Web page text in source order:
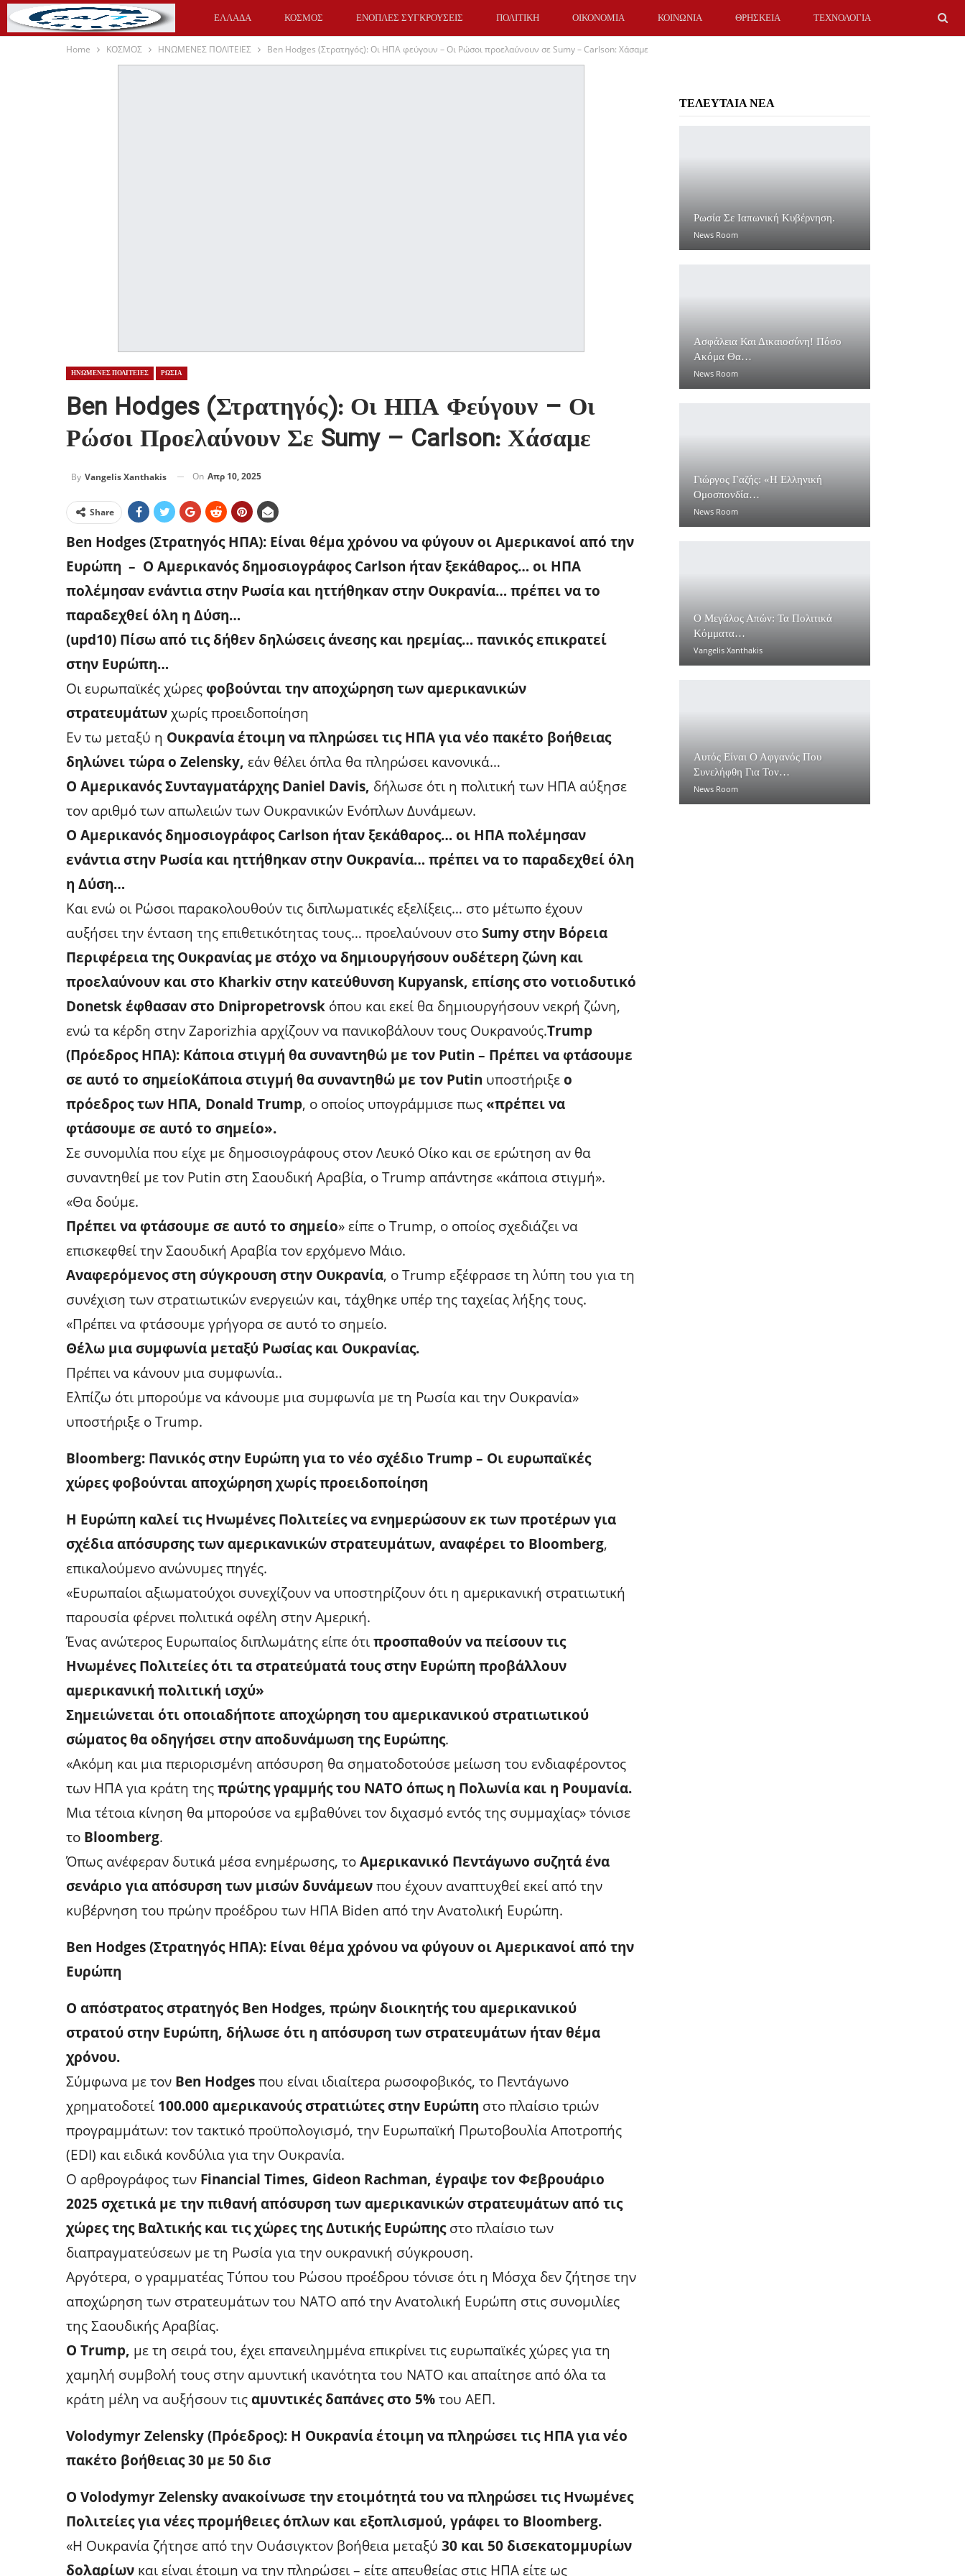
ΕΛΛΑΔΑ ΚΟΣΜΟΣ ΕΝΟΠΛΕΣ ΣΥΓΚΡΟΥΣΕΙΣ ΠΟΛΙΤΙΚΗ ΟΙΚΟΝΟΜΙΑ ΚΟΙΝΩΝΙΑ ΘΡΗΣΚΕΙΑ ΤΕΧΝΟΛΟΓΙΑ
ΥΓΕΙΑ ΑΘΛΗΤΙΚΑ
Home ΚΟΣΜΟΣ ΗΝΩΜΕΝΕΣ ΠΟΛΙΤΕΙΕΣ Ben Hodges (Στρατηγός): Οι ΗΠΑ φεύγουν – Οι Ρώσοι προελαύνουν σε Sumy – Carlson: Χάσαμε
ΗΝΩΜΕΝΕΣ ΠΟΛΙΤΕΙΕΣ ΡΩΣΙΑ
Ben Hodges (Στρατηγός): Οι ΗΠΑ Φεύγουν – Οι
Ρώσοι Προελαύνουν Σε Sumy – Carlson: Χάσαμε
By Vangelis Xanthakis On Απρ 10, 2025
Share
Ben Hodges (Στρατηγός ΗΠΑ): Είναι θέμα χρόνου να φύγουν οι Αμερικανοί από την
Ευρώπη – Ο Αμερικανός δημοσιογράφος Carlson ήταν ξεκάθαρος… οι ΗΠΑ
πολέμησαν ενάντια στην Ρωσία και ηττήθηκαν στην Ουκρανία… πρέπει να το
παραδεχθεί όλη η Δύση…
(upd10) Πίσω από τις δήθεν δηλώσεις άνεσης και ηρεμίας… πανικός επικρατεί
στην Ευρώπη…
Οι ευρωπαϊκές χώρεςφοβούνται την αποχώρηση των αμερικανικών
στρατευμάτωνχωρίς προειδοποίηση
Εν τω μεταξύ η Ουκρανία έτοιμη να πληρώσει τις ΗΠΑ για νέο πακέτο βοήθειας
δηλώνει τώρα ο Zelensky, εάν θέλει όπλα θα πληρώσει κανονικά…
Ο Αμερικανός Συνταγματάρχης Daniel Davis, δήλωσε ότι η πολιτική των ΗΠΑ αύξησε
τον αριθμό των απωλειών των Ουκρανικών Ενόπλων Δυνάμεων.
Ο Αμερικανός δημοσιογράφος Carlson ήταν ξεκάθαρος… οι ΗΠΑ πολέμησαν
ενάντια στην Ρωσία και ηττήθηκαν στην Ουκρανία… πρέπει να το παραδεχθεί όλη
η Δύση…
Και ενώ οι Ρώσοι παρακολουθούν τις διπλωματικές εξελίξεις… στο μέτωπο έχουν
αυξήσει την ένταση της επιθετικότητας τους… προελαύνουν στοSumy στην Βόρεια
Περιφέρεια της Ουκρανίας με στόχο να δημιουργήσουν ουδέτερη ζώνη και
προελαύνουν και στο Kharkiv στην κατεύθυνση Kupyansk, επίσης στο νοτιοδυτικό
Donetsk έφθασαν στο Dnipropetrovsk όπου και εκεί θα δημιουργήσουν νεκρή ζώνη,
ενώ τα κέρδη στην Zaporizhia αρχίζουν να πανικοβάλουν τους Ουκρανούς.Trump
(Πρόεδρος ΗΠΑ): Κάποια στιγμή θα συναντηθώ με τον Putin – Πρέπει να φτάσουμε
σε αυτό το σημείοΚάποια στιγμή θα συναντηθώ με τον Putin υποστήριξεο
πρόεδρος των ΗΠΑ, Donald Trump, ο οποίος υπογράμμισε πως«πρέπει να
φτάσουμε σε αυτό το σημείο».
Σε συνομιλία που είχε με δημοσιογράφους στον Λευκό Οίκο και σε ερώτηση αν θα
συναντηθεί με τον Putin στη Σαουδική Αραβία, ο Trump απάντησε «κάποια στιγμή».
«Θα δούμε.
Πρέπει να φτάσουμε σε αυτό το σημείο» είπε ο Trump, ο οποίος σχεδιάζει να
επισκεφθεί την Σαουδική Αραβία τον ερχόμενο Μάιο.
Αναφερόμενος στη σύγκρουση στην Ουκρανία, ο Trump εξέφρασε τη λύπη του για τη
συνέχιση των στρατιωτικών ενεργειών και, τάχθηκε υπέρ της ταχείας λήξης τους.
«Πρέπει να φτάσουμε γρήγορα σε αυτό το σημείο.
Θέλω μια συμφωνία μεταξύ Ρωσίας και Ουκρανίας.
Πρέπει να κάνουν μια συμφωνία..
Ελπίζω ότι μπορούμε να κάνουμε μια συμφωνία με τη Ρωσία και την Ουκρανία»
υποστήριξε ο Trump.
Bloomberg: Πανικός στην Ευρώπη για το νέο σχέδιο Trump – Οι ευρωπαϊκές
χώρες φοβούνται αποχώρηση χωρίς προειδοποίηση
Η Ευρώπη καλεί τις Ηνωμένες Πολιτείες να ενημερώσουν εκ των προτέρων για
σχέδια απόσυρσης των αμερικανικών στρατευμάτων, αναφέρει το Bloomberg,
επικαλούμενο ανώνυμες πηγές.
«Ευρωπαίοι αξιωματούχοι συνεχίζουν να υποστηρίζουν ότι η αμερικανική στρατιωτική
παρουσία φέρνει πολιτικά οφέλη στην Αμερική.
Ένας ανώτερος Ευρωπαίος διπλωμάτης είπε ότιπροσπαθούν να πείσουν τις
Ηνωμένες Πολιτείες ότι τα στρατεύματά τους στην Ευρώπη προβάλλουν
αμερικανική πολιτική ισχύ»
Σημειώνεται ότι οποιαδήποτε αποχώρηση του αμερικανικού στρατιωτικού
σώματος θα οδηγήσει στην αποδυνάμωση της Ευρώπης.
«Ακόμη και μια περιορισμένη απόσυρση θα σηματοδοτούσε μείωση του ενδιαφέροντος
των ΗΠΑ για κράτη τηςπρώτης γραμμής του ΝΑΤΟ όπως η Πολωνία και η Ρουμανία.
Μια τέτοια κίνηση θα μπορούσε να εμβαθύνει τον διχασμό εντός της συμμαχίας» τόνισε
το Bloomberg.
Όπως ανέφεραν δυτικά μέσα ενημέρωσης, τοΑμερικανικό Πεντάγωνο συζητά ένα
σενάριο για απόσυρση των μισών δυνάμεωνπου έχουν αναπτυχθεί εκεί από την
κυβέρνηση του πρώην προέδρου των ΗΠΑ Biden από την Ανατολική Ευρώπη.
Ben Hodges (Στρατηγός ΗΠΑ): Είναι θέμα χρόνου να φύγουν οι Αμερικανοί από την
Ευρώπη
Ο απόστρατος στρατηγός Ben Hodges, πρώην διοικητής του αμερικανικού
στρατού στην Ευρώπη, δήλωσε ότι η απόσυρση των στρατευμάτων ήταν θέμα
χρόνου.
Σύμφωνα με τον Ben Hodgesπου είναι ιδιαίτερα ρωσοφοβικός, το Πεντάγωνο
χρηματοδοτεί 100.000 αμερικανούς στρατιώτες στην Ευρώπη στο πλαίσιο τριών
προγραμμάτων: τον τακτικό προϋπολογισμό, την Ευρωπαϊκή Πρωτοβουλία Αποτροπής
(EDI) και ειδικά κονδύλια για την Ουκρανία.
Ο αρθρογράφος των Financial Times, Gideon Rachman, έγραψε τον Φεβρουάριο
2025 σχετικά με την πιθανή απόσυρση των αμερικανικών στρατευμάτων από τις
χώρες της Βαλτικής και τις χώρες της Δυτικής Ευρώπηςστο πλαίσιο των
διαπραγματεύσεων με τη Ρωσία για την ουκρανική σύγκρουση.
Αργότερα, ο γραμματέας Τύπου του Ρώσου προέδρου τόνισε ότι η Μόσχα δεν ζήτησε την
αποχώρηση των στρατευμάτων του ΝΑΤΟ από την Ανατολική Ευρώπη στις συνομιλίες
της Σαουδικής Αραβίας.
Ο Trump, με τη σειρά του, έχει επανειλημμένα επικρίνει τις ευρωπαϊκές χώρες για τη
χαμηλή συμβολή τους στην αμυντική ικανότητα του ΝΑΤΟ και απαίτησε από όλα τα
κράτη μέλη να αυξήσουν τιςαμυντικές δαπάνες στο 5%του ΑΕΠ.
Volodymyr Zelensky (Πρόεδρος): Η Ουκρανία έτοιμη να πληρώσει τις ΗΠΑ για νέο
πακέτο βοήθειας 30 με 50 δισ
Ο Volodymyr Zelensky ανακοίνωσε την ετοιμότητά του να πληρώσει τις Ηνωμένες
Πολιτείες για νέες προμήθειες όπλων και εξοπλισμού, γράφει το Bloomberg.
«Η Ουκρανία ζήτησε από την Ουάσιγκτον βοήθεια μεταξύ 30 και 50 δισεκατομμυρίων
δολαρίων και είναι έτοιμη να την πληρώσει – είτε απευθείας στις ΗΠΑ είτε ως
ΤΕΛΕΥΤΑΙΑ ΝΕΑ
Ρωσία Σε Ιαπωνική Κυβέρνηση.
News Room
Ασφάλεια Και Δικαιοσύνη! Πόσο
Ακόμα Θα…
News Room
Γιώργος Γαζής: «Η Ελληνική
Ομοσπονδία…
News Room
Ο Μεγάλος Απών: Τα Πολιτικά
Κόμματα…
Vangelis Xanthakis
Αυτός Είναι Ο Αφγανός Που
Συνελήφθη Για Τον…
News Room